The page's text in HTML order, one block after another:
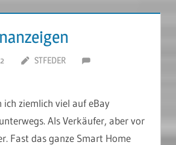
STFEDER
ziemlich viel auf eBay
Als Verkäufer, aber vor
Fast das ganze Smart Home